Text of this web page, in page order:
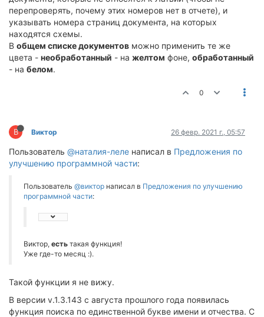
перепроверять, почему этих номеров нет в отчете), и
указывать номера страниц документа, на которых
находятся схемы.
В общем списке документов можно применить те же
цвета - необработанный - на желтом фоне, обработанный
- на белом.
0
В Виктор 26 февр. 2021 г., 05:57
Пользователь @наталия-леле написал в Предложения по
улучшению программной части:
Пользователь @виктор написал в Предложения по улучшению
программной части:
Виктор, есть такая функция!
Уже где-то месяц :).
Такой функции я не вижу.
В версии v.1.3.143 с августа прошлого года появилась
функция поиска по единственной букве имени и отчества. С